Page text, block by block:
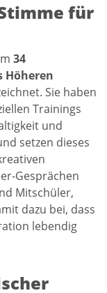
für
34
Höheren
Sie haben
Trainings
und
setzen dieses
Gesprächen
Mitschüler,
dazu bei, dass
lebendig